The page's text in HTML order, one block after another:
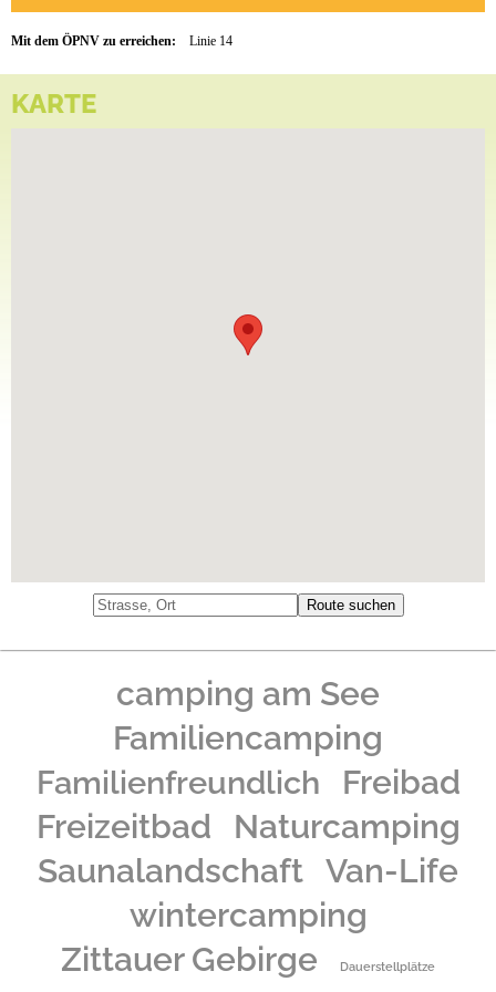
Mit dem ÖPNV zu erreichen: Linie 14
KARTE
camping am See
Familiencamping
Familienfreundlich
Freibad
Freizeitbad
Naturcamping
Saunalandschaft Van-Life
wintercamping
Zittauer Gebirge
Dauerstellplätze